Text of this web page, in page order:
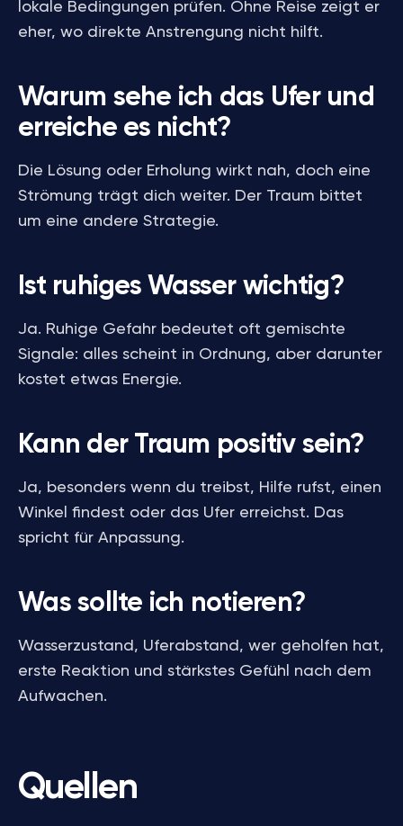
lokale Bedingungen prüfen. Ohne Reise zeigt er
eher, wo direkte Anstrengung nicht hilft.
Warum sehe ich das Ufer und
erreiche es nicht?
Die Lösung oder Erholung wirkt nah, doch eine
Strömung trägt dich weiter. Der Traum bittet
um eine andere Strategie.
Ist ruhiges Wasser wichtig?
Ja. Ruhige Gefahr bedeutet oft gemischte
Signale: alles scheint in Ordnung, aber darunter
kostet etwas Energie.
Kann der Traum positiv sein?
Ja, besonders wenn du treibst, Hilfe rufst, einen
Winkel findest oder das Ufer erreichst. Das
spricht für Anpassung.
Was sollte ich notieren?
Wasserzustand, Uferabstand, wer geholfen hat,
erste Reaktion und stärkstes Gefühl nach dem
Aufwachen.
Quellen